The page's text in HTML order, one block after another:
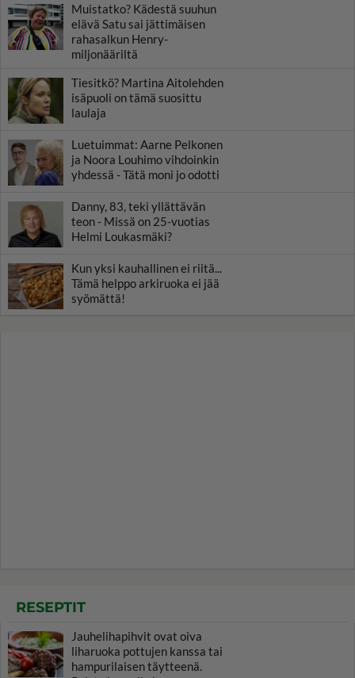
Muistatko? Kädestä suuhun
elävä Satu sai jättimäisen
rahasalkun Henry-
miljonääriltä
Tiesitkö? Martina Aitolehden
isäpuoli on tämä suosittu
laulaja
Luetuimmat: Aarne Pelkonen
ja Noora Louhimo vihdoinkin
yhdessä - Tätä moni jo odotti
Danny, 83, teki yllättävän
teon - Missä on 25-vuotias
Helmi Loukasmäki?
Kun yksi kauhallinen ei riitä...
Tämä helppo arkiruoka ei jää
syömättä!
RESEPTIT
Jauhelihapihvit ovat oiva
liharuoka pottujen kanssa tai
hampurilaisen täytteenä.